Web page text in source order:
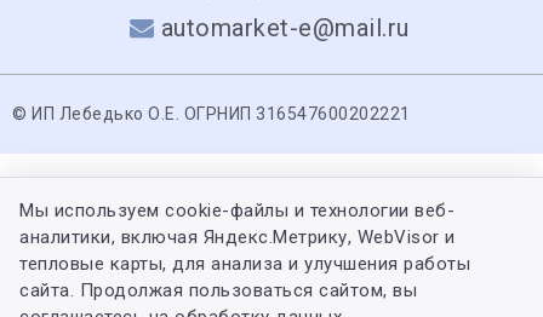
automarket-e@mail.ru
© ИП Лебедько О.Е. ОГРНИП 316547600202221
Мы используем cookie-файлы и технологии веб-
аналитики, включая Яндекс.Метрику, WebVisor и
тепловые карты, для анализа и улучшения работы
сайта. Продолжая пользоваться сайтом, вы